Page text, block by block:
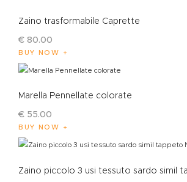
Zaino trasformabile Caprette
€ 80.00
BUY NOW
Marella Pennellate colorate
€ 55.00
BUY NOW
Zaino piccolo 3 usi tessuto sardo simil